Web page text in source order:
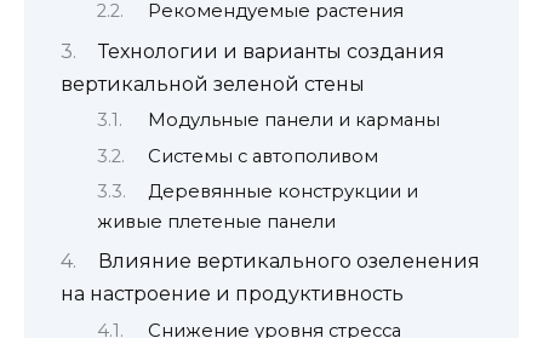
Рекомендуемые растения
Технологии и варианты создания
вертикальной зеленой стены
Модульные панели и карманы
Системы с автополивом
Деревянные конструкции и
живые плетеные панели
Влияние вертикального озеленения
на настроение и продуктивность
Снижение уровня стресса